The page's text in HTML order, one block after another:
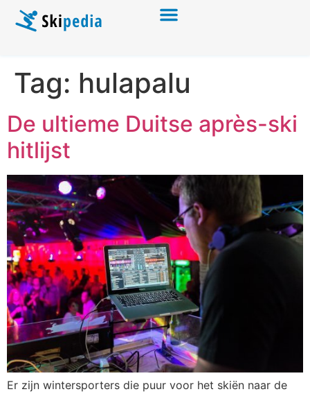
Tag: hulapalu
De ultieme Duitse après-ski
hitlijst
Er zijn wintersporters die puur voor het skiën naar de